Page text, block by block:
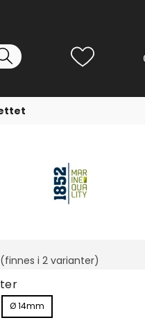
(finnes i 2 varianter)
Ø 14mm